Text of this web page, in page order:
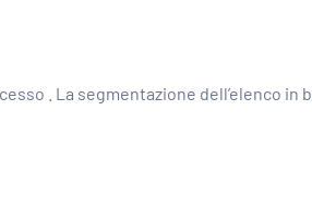
. La segmentazione dell’elenco